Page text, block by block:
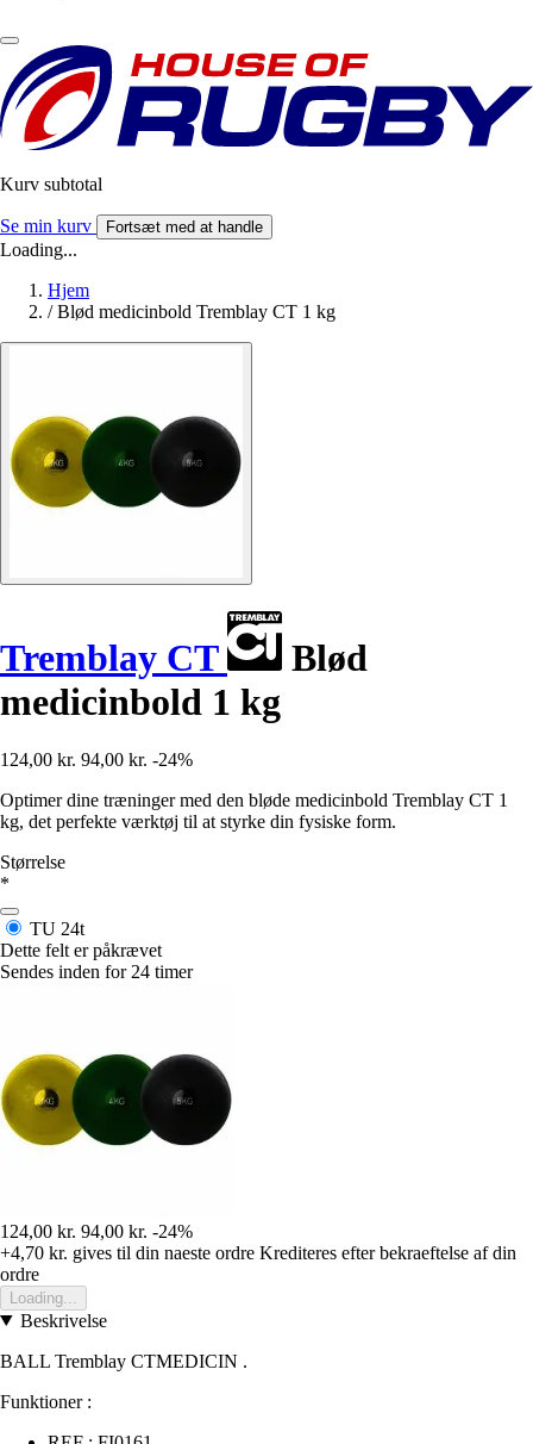
Kurv subtotal
Se min kurv Fortsæt med at handle
Loading...
Hjem
/ Blød medicinbold Tremblay CT 1 kg
Tremblay CT
Blød
medicinbold 1 kg
124,00 kr. 94,00 kr. -24%
Optimer dine træninger med den bløde medicinbold Tremblay CT 1
kg, det perfekte værktøj til at styrke din fysiske form.
Størrelse
*
TU 24t
Dette felt er påkrævet
Sendes inden for 24 timer
124,00 kr. 94,00 kr. -24%
+4,70 kr. gives til din naeste ordre Krediteres efter bekraeftelse af din
ordre
Loading...
Beskrivelse
BALL Tremblay CTMEDICIN .
Funktioner :